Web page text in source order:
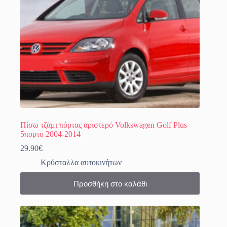
Πίσω τζάμι πόρτας αριστερό Volkswagen Golf Plus
5πορτο 2004-2014
29.90€
Κρύσταλλα αυτοκινήτων
Προσθήκη στο καλάθι